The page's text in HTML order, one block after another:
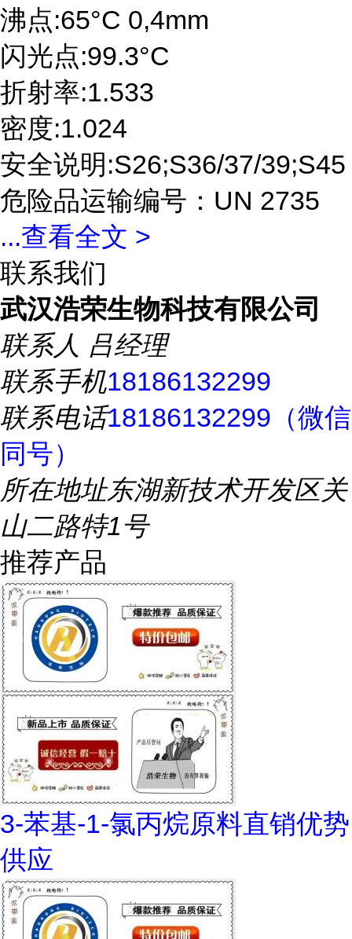
沸点:65°C 0,4mm
闪光点:99.3°C
折射率:1.533
密度:1.024
安全说明:S26;S36/37/39;S45
危险品运输编号：UN 2735
...查看全文 >
联系我们
武汉浩荣生物科技有限公司
联系人 吕经理
联系手机18186132299
联系电话18186132299（微信
同号）
所在地址东湖新技术开发区关
山二路特1号
推荐产品
3-苯基-1-氯丙烷原料直销优势
供应